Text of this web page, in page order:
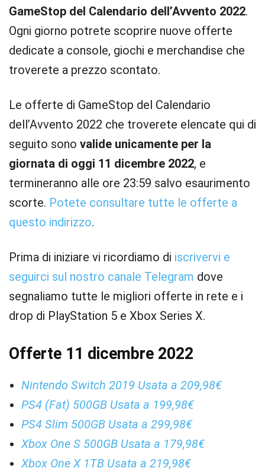
GameStop del Calendario dell’Avvento 2022.
Ogni giorno potrete scoprire nuove offerte
dedicate a console, giochi e merchandise che
troverete a prezzo scontato.
Le offerte di GameStop del Calendario
dell’Avvento 2022 che troverete elencate qui di
seguito sono valide unicamente per la
giornata di oggi 11 dicembre 2022, e
termineranno alle ore 23:59 salvo esaurimento
scorte. Potete consultare tutte le offerte a
questo indirizzo.
Prima di iniziare vi ricordiamo di iscrivervi e
seguirci sul nostro canale Telegram dove
segnaliamo tutte le migliori offerte in rete e i
drop di PlayStation 5 e Xbox Series X.
Offerte 11 dicembre 2022
Nintendo Switch 2019 Usata a 209,98€
PS4 (Fat) 500GB Usata a 199,98€
PS4 Slim 500GB Usata a 299,98€
Xbox One S 500GB Usata a 179,98€
Xbox One X 1TB Usata a 219,98€